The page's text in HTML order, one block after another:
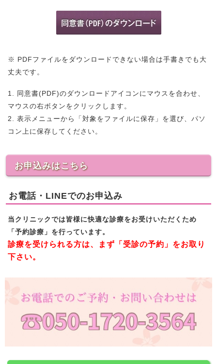
※ PDFファイルをダウンロードできない場合は手書きでも大
丈夫です。
1. 同意書(PDF)のダウンロードアイコンにマウスを合わせ、
マウスの右ボタンをクリックします。
2. 表示メニューから「対象をファイルに保存」を選び、パソ
コン上に保存してください。
お申込みはこちら
お電話・LINEでのお申込み
当クリニックでは皆様に快適な診療をお受けいただくため
「予約診療」を行っています。
診療を受けられる方は、まず「受診の予約」をお取り
下さい。